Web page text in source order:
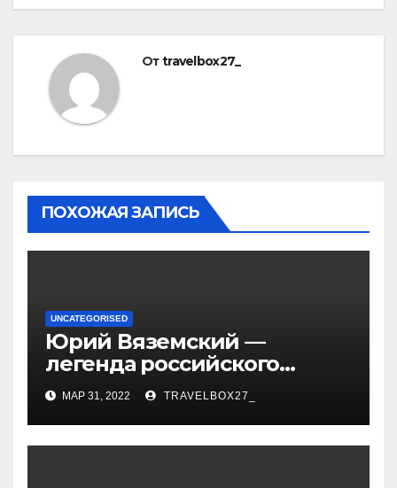
Отtravelbox27_
ПОХОЖАЯ ЗАПИСЬ
UNCATEGORISED
Юрий Вяземский —
легенда российского
спорта — биография,
достижения и вклад в
развитие гимнастики
МАР 31, 2022 TRAVELBOX27_